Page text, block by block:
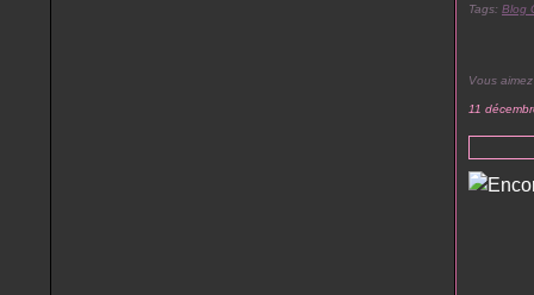
Tags: Blog
Vous
11